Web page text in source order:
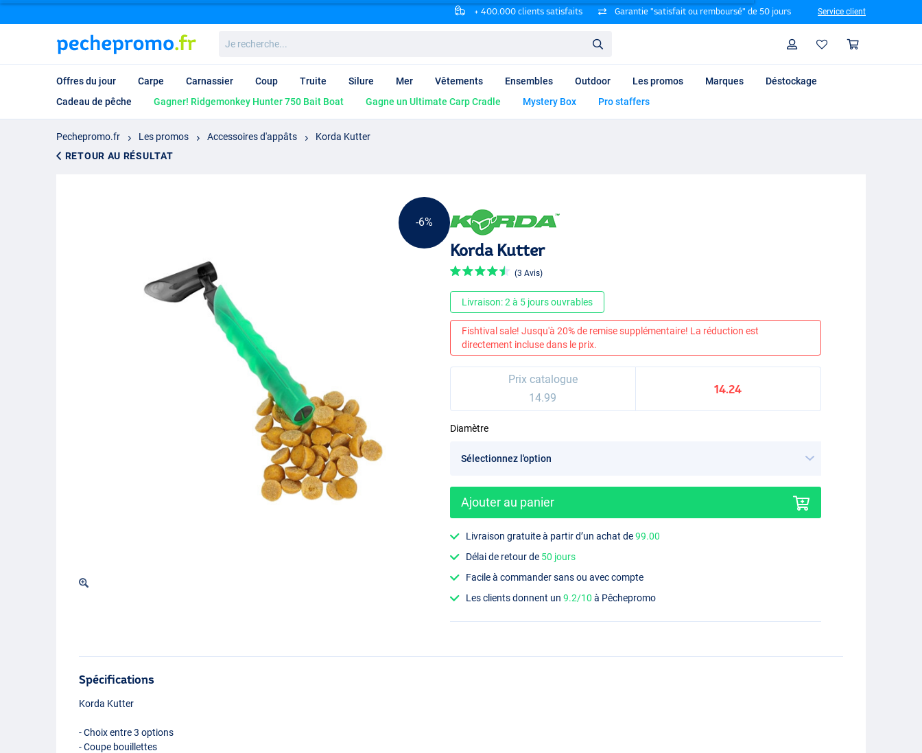
+ 400.000 clients satisfaits Garantie "satisfait ou remboursé" de 50 jours Service client
recherche...
Profil
Offres du jour Carpe Carnassier Coup Truite Silure Mer Vêtements Ensembles Outdoor Les promos Marques
Déstockage
Cadeau de pêche
Gagner! Ridgemonkey Hunter 750 Bait Boat Gagne un Ultimate Carp Cradle Mystery Box Pro staffers
Pechepromo.fr Les promos Accessoires d'appâts
Korda Kutter
RETOUR AU RÉSULTAT
-6%
Korda Kutter
(3 Avis)
Livraison: 2 à 5 jours ouvrables
Fishtival sale! Jusqu'à 20% de remise supplémentaire! La réduction est
directement incluse dans le prix.
Prix catalogue
14.99
14.24
Diamètre
Ajouter au panier
Livraison gratuite à partir d’un achat de99.00
Délai de retour de 50 jours
Facile à commander sans ou avec compte
Les clients donnent un9.2/10 à Pêchepromo
Spécifications
Korda Kutter
- Choix entre 3 options
- Coupe bouillettes